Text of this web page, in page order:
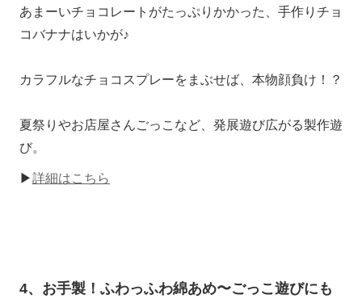
あまーいチョコレートがたっぷりかかった、手作りチョ
コバナナはいかが♪
カラフルなチョコスプレーをまぶせば、本物顔負け！？
夏祭りやお店屋さんごっこなど、発展遊び広がる製作遊
び。
▶詳細はこちら
4、お手製！ふわっふわ綿あめ〜ごっこ遊びにも